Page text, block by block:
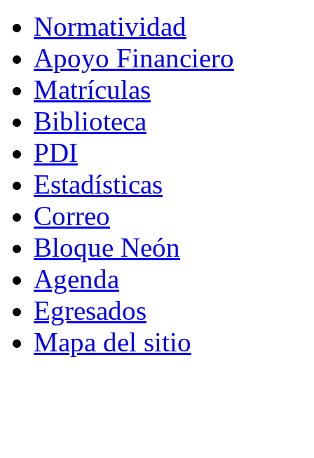
Normatividad
Apoyo Financiero
Matrículas
Biblioteca
PDI
Estadísticas
Correo
Bloque Neón
Agenda
Egresados
Mapa del sitio